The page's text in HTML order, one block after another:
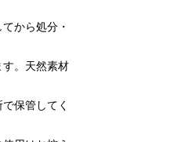
から処分・
。天然素材
保管してく